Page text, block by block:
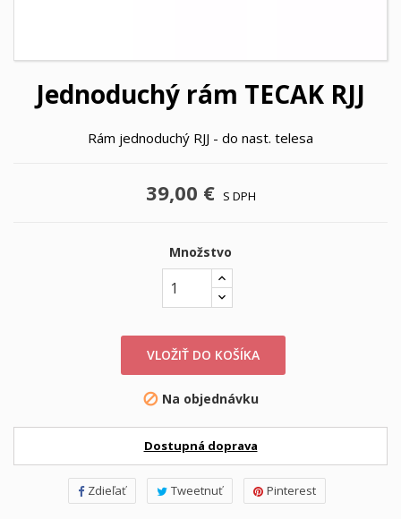
Jednoduchý rám TECAK RJJ
Rám jednoduchý RJJ - do nast. telesa
39,00 € S DPH
Množstvo
VLOŽIŤ DO KOŠÍKA
 Na objednávku
Dostupná doprava
Zdieľať Tweetnuť Pinterest